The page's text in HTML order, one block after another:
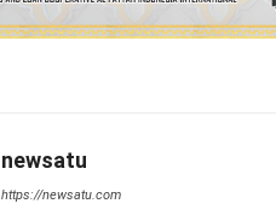
newsatu
https://newsatu.com